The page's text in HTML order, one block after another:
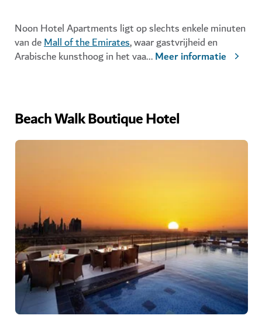
Noon Hotel Apartments ligt op slechts enkele minuten
van deMall of the Emirates, waar gastvrijheid en
Arabische kunsthoog in het vaa...Meer informatie
Beach Walk Boutique Hotel